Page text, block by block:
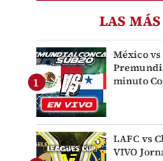
LAS
México
minuto
LAFC vs
VIVO